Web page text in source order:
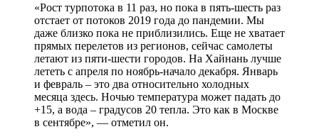
«Рост турпотока в 11 раз, но пока в пять-шесть раз
отстает от потоков 2019 года до пандемии. Мы
даже близко пока не приблизились. Еще не хватает
прямых перелетов из регионов, сейчас самолеты
летают из пяти-шести городов. На Хайнань лучше
лететь с апреля по ноябрь-начало декабря. Январь
и февраль – это два относительно холодных
месяца здесь. Ночью температура может падать до
+15, а вода – градусов 20 тепла. Это как в Москве
в сентябре», — отметил он.